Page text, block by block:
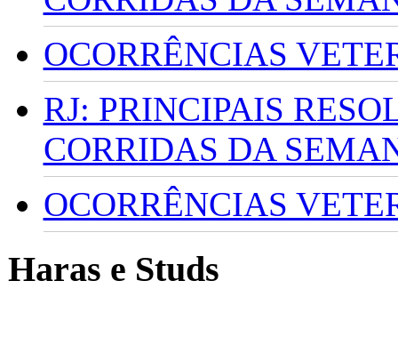
OCORRÊNCIAS
RJ: PRINCIPAIS
CORRIDAS DA
OCORRÊNCIAS
Haras e Studs